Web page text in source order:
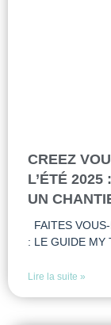
CREEZ
L’ÉTÉ
UN
FAITES
: LE GUIDE MY
Lire la suite »